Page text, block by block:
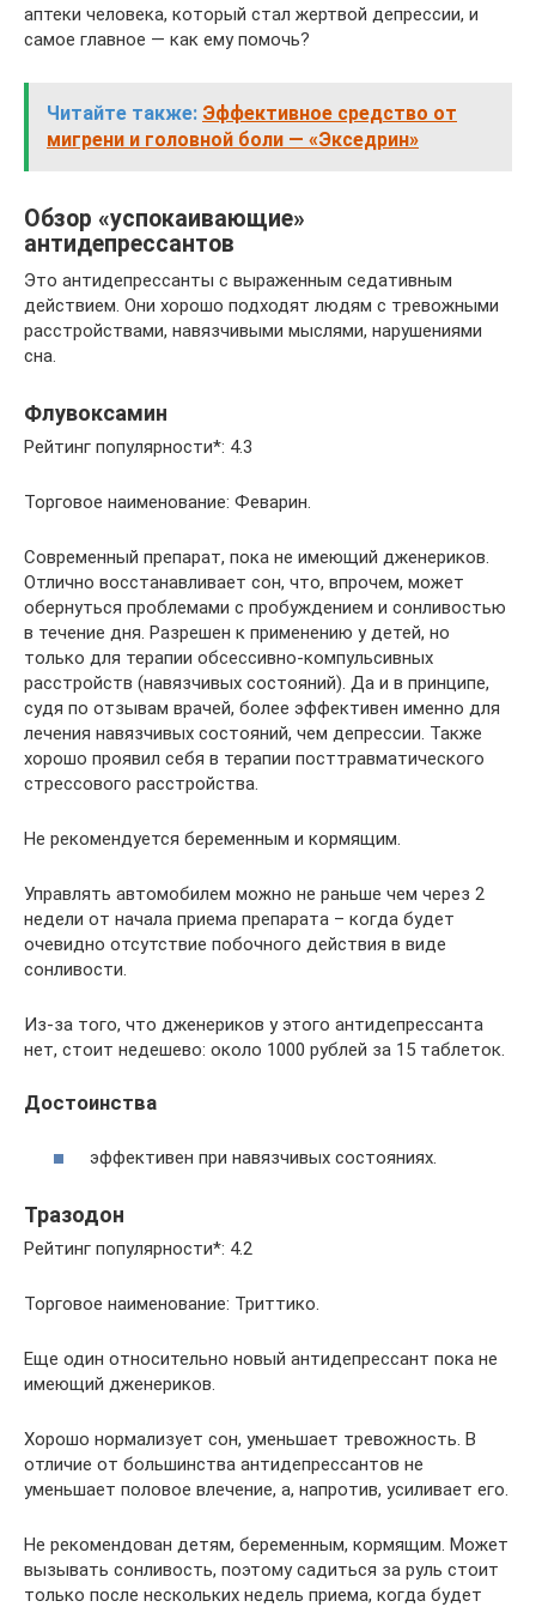
аптеки человека, который стал жертвой депрессии, и
самое главное — как ему помочь?
Читайте также: Эффективное средство от
мигрени и головной боли — «Экседрин»
Обзор «успокаивающие»
антидепрессантов
Это антидепрессанты с выраженным седативным
действием. Они хорошо подходят людям с тревожными
расстройствами, навязчивыми мыслями, нарушениями
сна.
Флувоксамин
Рейтинг популярности*: 4.3
Торговое наименование: Феварин.
Современный препарат, пока не имеющий дженериков.
Отлично восстанавливает сон, что, впрочем, может
обернуться проблемами с пробуждением и сонливостью
в течение дня. Разрешен к применению у детей, но
только для терапии обсессивно-компульсивных
расстройств (навязчивых состояний). Да и в принципе,
судя по отзывам врачей, более эффективен именно для
лечения навязчивых состояний, чем депрессии. Также
хорошо проявил себя в терапии посттравматического
стрессового расстройства.
Не рекомендуется беременным и кормящим.
Управлять автомобилем можно не раньше чем через 2
недели от начала приема препарата – когда будет
очевидно отсутствие побочного действия в виде
сонливости.
Из-за того, что дженериков у этого антидепрессанта
нет, стоит недешево: около 1000 рублей за 15 таблеток.
Достоинства
эффективен при навязчивых состояниях.
Тразодон
Рейтинг популярности*: 4.2
Торговое наименование: Триттико.
Еще один относительно новый антидепрессант пока не
имеющий дженериков.
Хорошо нормализует сон, уменьшает тревожность. В
отличие от большинства антидепрессантов не
уменьшает половое влечение, а, напротив, усиливает его.
Не рекомендован детям, беременным, кормящим. Может
вызывать сонливость, поэтому садиться за руль стоит
только после нескольких недель приема, когда будет